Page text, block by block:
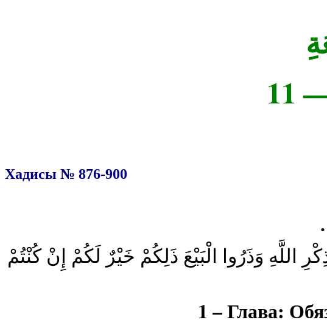
11
Хадисы № 876-900
اللَّهِ وَذَرُوا الْبَيْعَ ذَلِكُمْ خَيْرٌ لَكُمْ إِنْ كُنْتُمْ
1 – Глава: